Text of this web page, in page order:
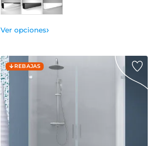
Ver opciones›
REBAJAS